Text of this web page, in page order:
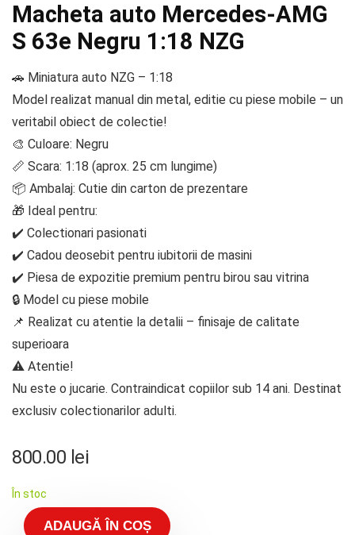
Macheta auto Mercedes-AMG
S 63e Negru 1:18 NZG
🚗 Miniatura auto NZG – 1:18
Model realizat manual din metal, editie cu piese mobile – un
veritabil obiect de colectie!
🎨 Culoare: Negru
📏 Scara: 1:18 (aprox. 25 cm lungime)
📦 Ambalaj: Cutie din carton de prezentare
🎁 Ideal pentru:
✔️ Colectionari pasionati
✔️ Cadou deosebit pentru iubitorii de masini
✔️ Piesa de expozitie premium pentru birou sau vitrina
🔒 Model cu piese mobile
📌 Realizat cu atentie la detalii – finisaje de calitate
superioara
⚠️ Atentie!
Nu este o jucarie. Contraindicat copiilor sub 14 ani. Destinat
exclusiv colectionarilor adulti.
800.00 lei
În stoc
ADAUGĂ ÎN COȘ